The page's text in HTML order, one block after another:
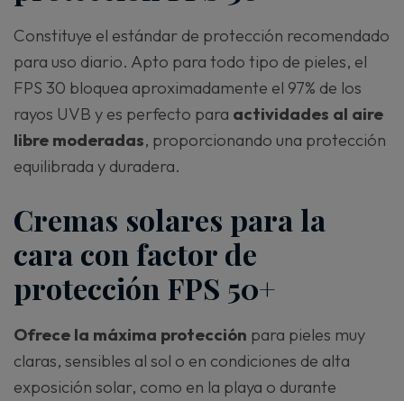
Constituye el estándar de protección recomendado
para uso diario. Apto para todo tipo de pieles, el
FPS 30 bloquea aproximadamente el 97% de los
rayos UVB y es perfecto para actividades al aire
libre moderadas, proporcionando una protección
equilibrada y duradera.
Cremas solares para la
cara con factor de
protección FPS 50+
Ofrece la máxima protección para pieles muy
claras, sensibles al sol o en condiciones de alta
exposición solar, como en la playa o durante